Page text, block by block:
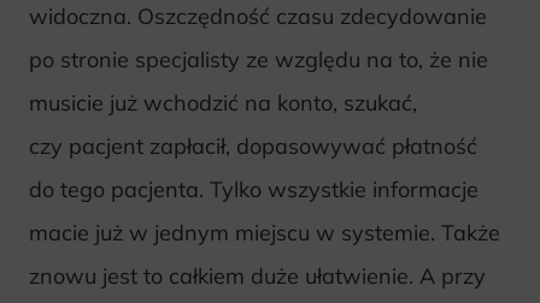
widoczna. Oszczędność czasu zdecydowanie
po stronie specjalisty ze względu na to, że nie
musicie już wchodzić na konto, szukać,
czy pacjent zapłacił, dopasowywać płatność
do tego pacjenta. Tylko wszystkie informacje
macie już w jednym miejscu w systemie. Także
znowu jest to całkiem duże ułatwienie. A przy